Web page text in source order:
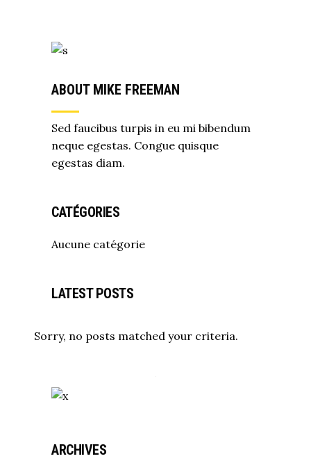
ABOUT MIKE FREEMAN
Sed faucibus turpis in eu mi bibendum
neque egestas. Congue quisque
egestas diam.
CATÉGORIES
Aucune catégorie
LATEST POSTS
Sorry, no posts matched your criteria.
ARCHIVES